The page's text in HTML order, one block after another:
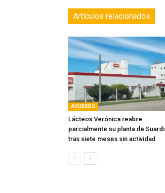
Artículos relacionados
ACUERDO
Lácteos Verónica reabre
parcialmente su planta de Suardi
tras siete meses sin actividad